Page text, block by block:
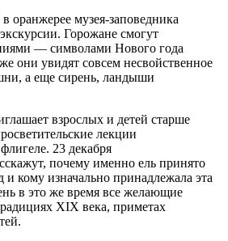
оранжерее музея-заповедника
Горожане смогут
— символами Нового года
они увидят совсем несвойственное
а еще сирень, ландыши
взрослых и детей старше
лекции
23 декабря
почему именно ель принято
кому изначально принадлежала эта
в это же время все желающие
XIX века, приметах